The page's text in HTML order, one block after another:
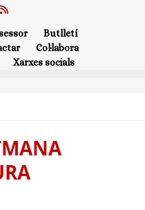
RSS
Butlletí
Col·labora
Xarxes socials